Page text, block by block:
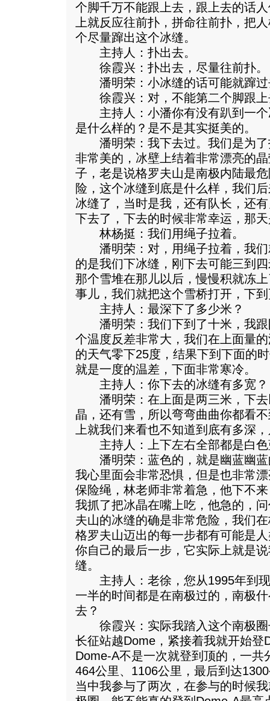
个脚千万不能跟上去，跟上去的话
上就反应往前扑，拼命往前扑，把
个尽量蹿出这个冰缝。
主持人：扑出去。
徐霞兴：扑出去，尽量往前扑。
潘明荣：小冰缝的话可能就蹿过
徐霞兴：对，不能第二个脚跟上
主持人：小潘你有没有趴到一个
是什么样的？是不是其实挺美的。
潘明荣：我下去过。我们是为了
非常美的，冰壁上结着非常漂亮的
子，老是说格罗夫山是南极内陆最
险，这个冰缝到底是什么样，我们
冰缝了，当时是我，还有队长，还
下去了，下去的时候非常幸运，那
林杨挺：我们用绳子拉着。
潘明荣：对，用绳子拉着，我们
的是我们下冰缝，刚下去可能三到
那个雪堆在那儿以后，慢慢积就冻
事儿，我们就把这个雪桥打开，下
主持人：最深下了多少米？
潘明荣：我们下到了十米，我跟
个温度反差非常大，我们在上面量
的天气零下25度，结果下到下面的
就是一度的温差，下面非常寒冷。
主持人：你下去的冰缝有多宽？
潘明荣：在上面是两三米，下去
晶，还有雪，所以弯弯曲曲你都看
上就我们来看也不知道到底有多深
主持人：上下左右全部都是白色
潘明荣：蓝色的，就是幽蓝幽蓝
我心里面会非常恐惧，但是也非常
保险绳，林老师非常着急，他下不
我抓了把冰晶在嘴上吃，他急的，
夫山的冰缝的确是非常危险，我们
格罗夫山迈出的每一步都有可能是
你自己的最后一步，它实际上就是
缝。
主持人：老徐，您从1995年到现
一半的时间都是在南极过的，南极
去？
徐霞兴：实际我踏入这个南极圈
长征站越Dome，紧接着我就开始登
Dome-A不是一次就登到顶的，一共
464公里、1106公里，最后到达
当中我参与了两次，在参与的时候